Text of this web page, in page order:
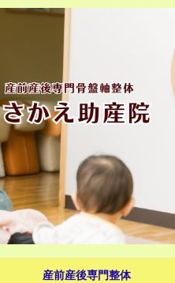
産前産後専門整体